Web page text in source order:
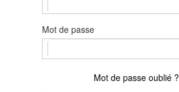
Mot de passe
Mot de passe oublié ?